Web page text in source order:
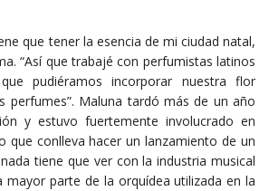
que tener la esencia de mi ciudad natal,
“Así que trabajé con perfumistas latinos
pudiéramos incorporar nuestra flor
perfumes”. Maluna tardó más de un año
y estuvo fuertemente involucrado en
que conlleva hacer un lanzamiento de un
tiene que ver con la industria musical
mayor parte de la orquídea utilizada en la